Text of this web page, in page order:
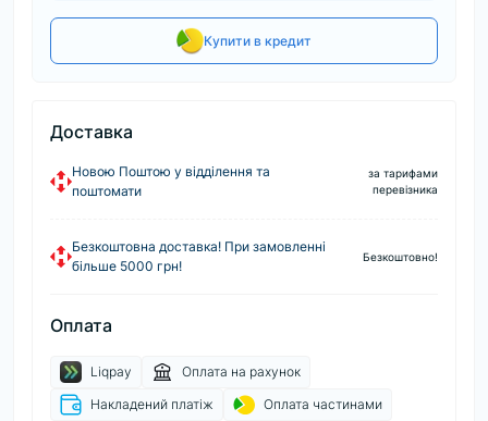
Купити в кредит
Доставка
Новою Поштою у відділення та
поштомати
за тарифами
перевізника
Безкоштовна доставка! При замовленні
більше 5000 грн!
Безкоштовно!
Оплата
Liqpay
Оплата на рахунок
Накладений платіж
Оплата частинами